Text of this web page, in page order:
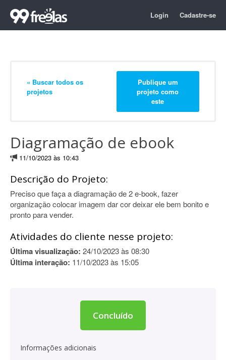
Login Cadastre-se
« Buscar todos os
projetos
Publique um
projeto como
este
Diagramação de ebook
11/10/2023 às 10:43
Descrição do Projeto:
Preciso que faça a diagramação de 2 e-book, fazer
organização colocar imagem dar cor deixar ele bem bonito e
pronto para vender.
Atividades do cliente nesse projeto:
Última visualização: 24/10/2023 às 08:30
Última interação: 11/10/2023 às 15:05
Concluído
Informações adicionais